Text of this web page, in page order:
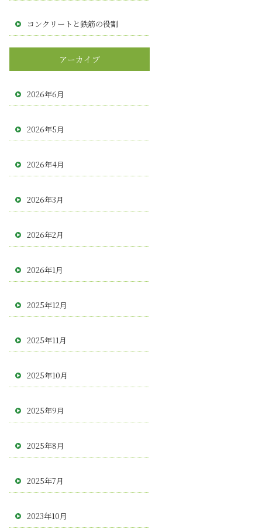
コンクリートと鉄筋の役割
アーカイブ
2026年6月
2026年5月
2026年4月
2026年3月
2026年2月
2026年1月
2025年12月
2025年11月
2025年10月
2025年9月
2025年8月
2025年7月
2023年10月